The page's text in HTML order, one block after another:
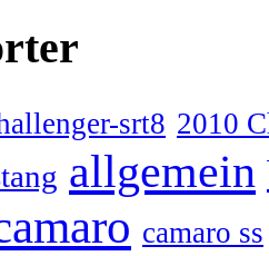
srt8 2010
allgemein
camaro ss